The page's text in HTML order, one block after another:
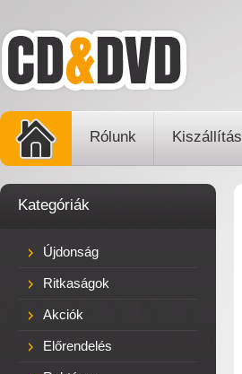
Rólunk Kiszállítás
Kategóriák
Újdonság
Ritkaságok
Akciók
Előrendelés